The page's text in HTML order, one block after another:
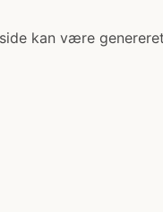
kan være